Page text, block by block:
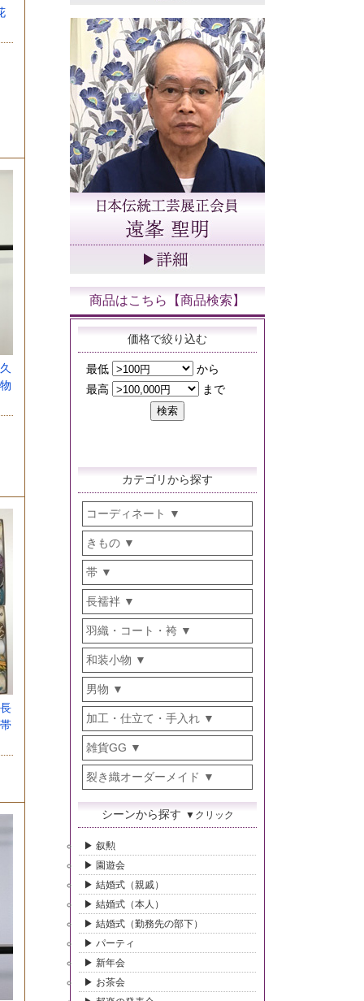
商品はこちら【商品検索】
価格で絞り込む
カテゴリから探す
コーディネート
きもの
帯
長襦袢
羽織・コート・袴
和装小物
男物
加工・仕立て・手入れ
雑貨GG
裂き織オーダーメイド
シーンから探す ▼クリック
叙勲
園遊会
結婚式（親戚）
結婚式（本人）
結婚式（勤務先の部下）
パーティ
新年会
お茶会